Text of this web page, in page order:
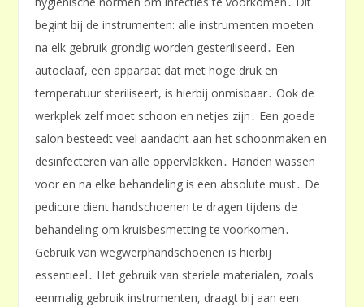
begint bij de instrumenten: alle instrumenten moeten
na elk gebruik grondig worden gesteriliseerd․ Een
autoclaaf, een apparaat dat met hoge druk en
temperatuur steriliseert, is hierbij onmisbaar․ Ook de
werkplek zelf moet schoon en netjes zijn․ Een goede
salon besteedt veel aandacht aan het schoonmaken en
desinfecteren van alle oppervlakken․ Handen wassen
voor en na elke behandeling is een absolute must․ De
pedicure dient handschoenen te dragen tijdens de
behandeling om kruisbesmetting te voorkomen․
Gebruik van wegwerphandschoenen is hierbij
essentieel․ Het gebruik van steriele materialen, zoals
eenmalig gebruik instrumenten, draagt bij aan een